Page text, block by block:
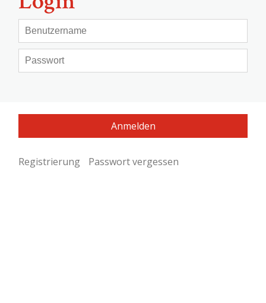
Registrierung Passwort vergessen